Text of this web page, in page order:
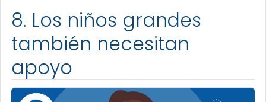
8. Los niños grandes
también necesitan
apoyo